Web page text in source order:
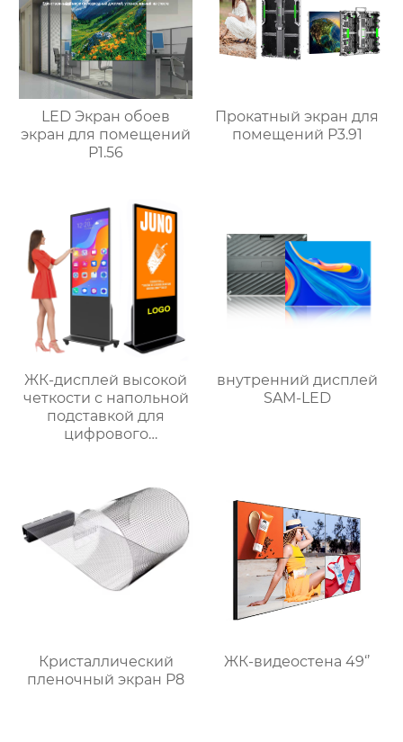
LED Экран обоев
экран для помещений
P1.56
Прокатный экран для
помещений P3.91
ЖК-дисплей высокой
четкости с напольной
подставкой для
цифрового
внутренний дисплей
SAM-LED
Кристаллический
пленочный экран P8
ЖК-видеостена 49‘’